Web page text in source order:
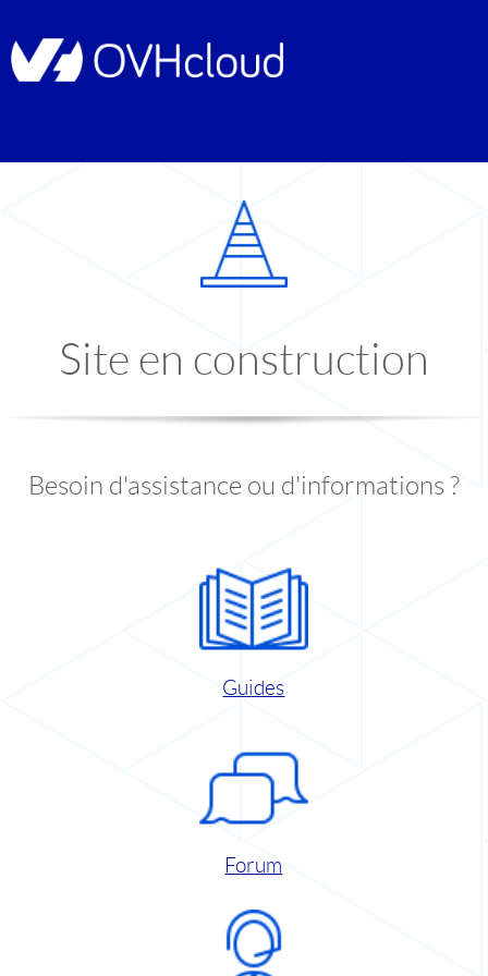
Site en construction
Besoin d'assistance ou d'informations ?
Guides
Forum